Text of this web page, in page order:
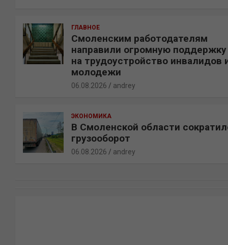
ГЛАВНОЕ
Смоленским работодателям
направили огромную поддержку
на трудоустройство инвалидов
молодежи
06.08.2026 andrey
ЭКОНОМИКА
В Смоленской области
грузооборот
06.08.2026 andrey